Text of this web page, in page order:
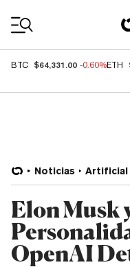
BTC $64,331.00 -0.60%ETH
Noticias Artificial
Elon Musk
OpenAI